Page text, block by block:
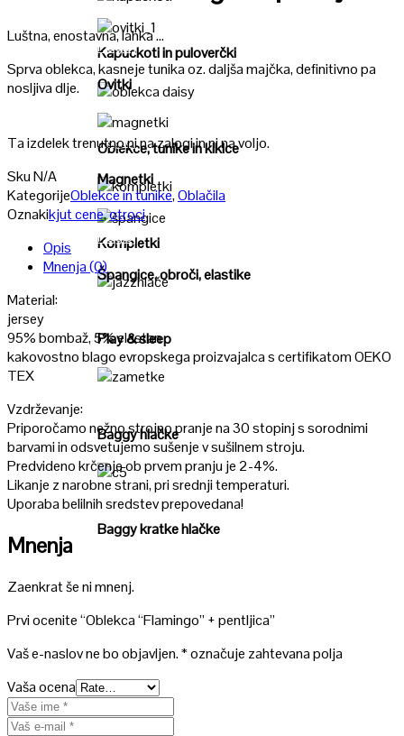
Poglej
Kapuckoti in puloverčki
Poglej
Oblekce, tunike in kiklce
Poglej
Kompletki
Play & sleep
Baggy hlačke
Poglej
Baggy kratke hlačke
Poglej
Ovitki
Poglej
Magnetki
Poglej
Špangice, obroči, elastike
Luštna, enostavna, lahka …
Sprva oblekca, kasneje tunika oz. daljša majčka, definitivno pa
nosljiva dlje.
Ta izdelek trenutno ni na zalogi in ni na voljo.
SkuN/A
KategorijeOblekce in tunike,Oblačila
Oznakikjut cene,otroci
Opis
Mnenja (0)
Material:
jersey
95% bombaž, 5% elastan
kakovostno blago evropskega proizvajalca s certifikatom OEKO
TEX
Vzdrževanje:
Priporočamo nežno strojno pranje na 30 stopinj s sorodnimi
barvami in odsvetujemo sušenje v sušilnem stroju.
Predvideno krčenje ob prvem pranju je 2-4%.
Likanje z narobne strani, pri srednji temperaturi.
Uporaba belilnih sredstev prepovedana!
Mnenja
Zaenkrat še ni mnenj.
Prvi ocenite “Oblekca “Flamingo” + pentljica”
Vaš e-naslov ne bo objavljen.*označuje zahtevana polja
Vaša ocena